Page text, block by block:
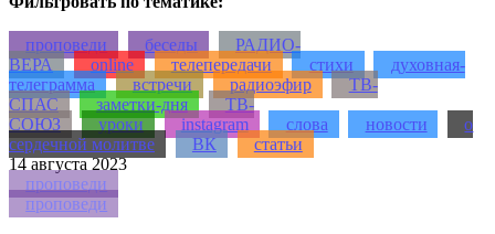
проповеди беседы
РАДИО-
ВЕРА
online телепередачи стихи
духовная-
телеграмма
встречи радиоэфир
ТВ-
СПАС
заметки-дня
ТВ-
СОЮЗ
уроки instagram слова новости
о
сердечной молитве
ВК
статьи
14 августа 2023
проповеди
проповеди